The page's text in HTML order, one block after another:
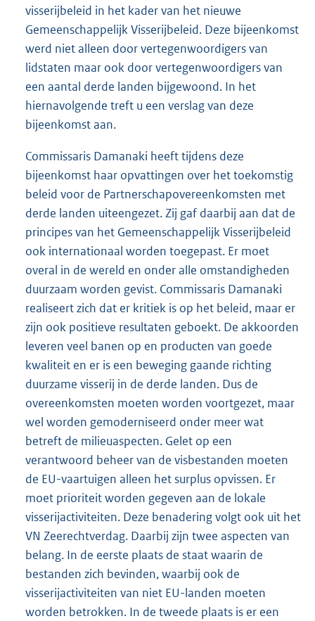
visserijbeleid in het kader van het nieuwe
Gemeenschappelijk Visserijbeleid. Deze bijeenkomst
werd niet alleen door vertegenwoordigers van
lidstaten maar ook door vertegenwoordigers van
een aantal derde landen bijgewoond. In het
hiernavolgende treft u een verslag van deze
bijeenkomst aan.
Commissaris Damanaki heeft tijdens deze
bijeenkomst haar opvattingen over het toekomstig
beleid voor de Partnerschapovereenkomsten met
derde landen uiteengezet. Zij gaf daarbij aan dat de
principes van het Gemeenschappelijk Visserijbeleid
ook internationaal worden toegepast. Er moet
overal in de wereld en onder alle omstandigheden
duurzaam worden gevist. Commissaris Damanaki
realiseert zich dat er kritiek is op het beleid, maar er
zijn ook positieve resultaten geboekt. De akkoorden
leveren veel banen op en producten van goede
kwaliteit en er is een beweging gaande richting
duurzame visserij in de derde landen. Dus de
overeenkomsten moeten worden voortgezet, maar
wel worden gemoderniseerd onder meer wat
betreft de milieuaspecten. Gelet op een
verantwoord beheer van de visbestanden moeten
de EU-vaartuigen alleen het surplus opvissen. Er
moet prioriteit worden gegeven aan de lokale
visserijactiviteiten. Deze benadering volgt ook uit het
VN Zeerechtverdag. Daarbij zijn twee aspecten van
belang. In de eerste plaats de staat waarin de
bestanden zich bevinden, waarbij ook de
visserijactiviteiten van niet EU-landen moeten
worden betrokken. In de tweede plaats is er een